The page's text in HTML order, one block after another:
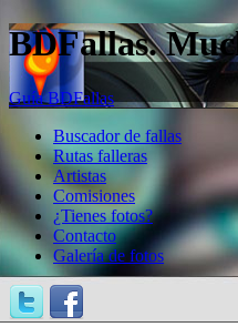
BDFallas.
Guía BDFallas
Buscador de fallas
Rutas falleras
Artistas
Comisiones
¿Tienes fotos?
Contacto
Galería de fotos